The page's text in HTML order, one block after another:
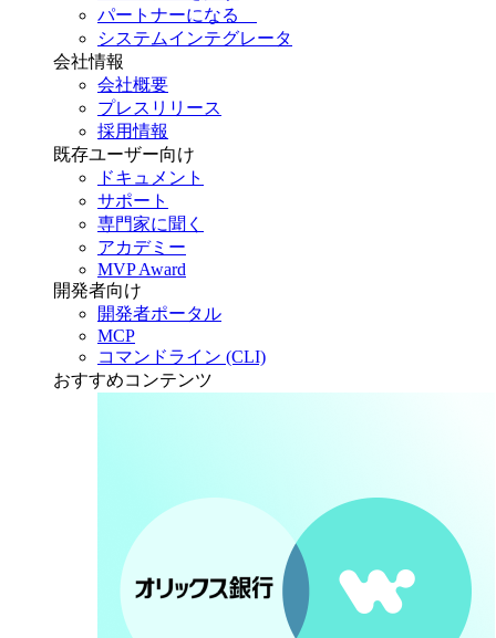
パートナーになる
システムインテグレータ
会社情報
会社概要
プレスリリース
採用情報
既存ユーザー向け
ドキュメント
サポート
専門家に聞く
アカデミー
MVP Award
開発者向け
開発者ポータル
MCP
コマンドライン (CLI)
おすすめコンテンツ